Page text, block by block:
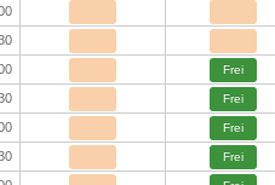
Frei
Frei
Frei
Frei